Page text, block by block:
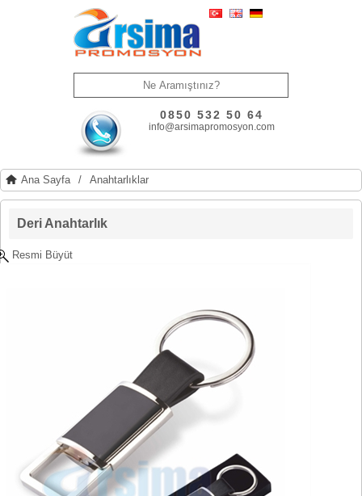
0850 532 50 64
info@arsimapromosyon.com
Ana Sayfa / Anahtarlıklar
Deri Anahtarlık
Resmi Büyüt